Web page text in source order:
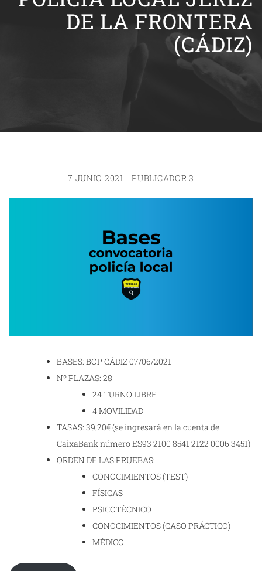
DE LA FRONTERA
(CÁDIZ)
7 JUNIO 2021 PUBLICADOR 3
BASES: BOP CÁDIZ 07/06/2021
Nº PLAZAS: 28
24 TURNO LIBRE
4 MOVILIDAD
TASAS: 39,20€ (se ingresará en la cuenta de
CaixaBank número ES93 2100 8541 2122 0006 3451)
ORDEN DE LAS PRUEBAS:
CONOCIMIENTOS (TEST)
FÍSICAS
PSICOTÉCNICO
CONOCIMIENTOS (CASO PRÁCTICO)
MÉDICO